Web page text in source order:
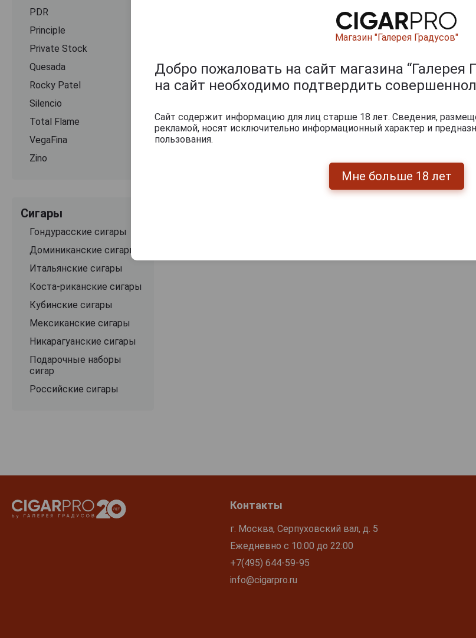
PDR
Principle
Private Stock
Quesada
Rocky Patel
Silencio
Total Flame
VegaFina
Zino
Сигары
Гондурасские сигары
Доминиканские сигары
Итальянские сигары
Коста-риканские сигары
Кубинские сигары
Мексиканские сигары
Никарагуанские сигары
Подарочные наборы
сигар
Российские сигары
Контакты
г. Москва, Серпуховский вал, д. 5
Ежедневно с 10:00 до 22:00
+7(495) 644-59-95
info@cigarpro.ru
Магазин "Галерея Градусов"
Добро пожаловать на сайт магазина “Галерея
на сайт необходимо подтвердить
Сайт содержит информацию для лиц старше 18 лет. Сведения,
рекламой, носят исключительно информационный характер и
пользования.
Мне больше 18 лет